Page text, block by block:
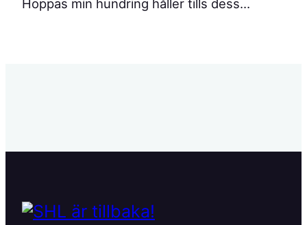
Hoppas min hundring håller tills dess…